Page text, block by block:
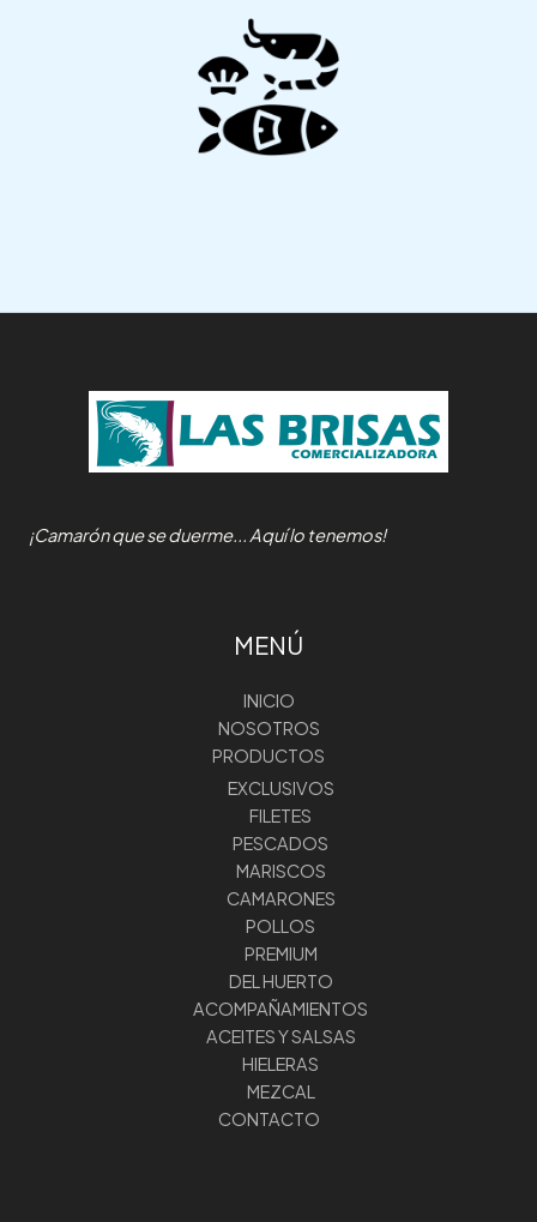
¡Camarón que se duerme... Aquí lo tenemos!
MENÚ
INICIO
NOSOTROS
PRODUCTOS
EXCLUSIVOS
FILETES
PESCADOS
MARISCOS
CAMARONES
POLLOS
PREMIUM
DEL HUERTO
ACOMPAÑAMIENTOS
ACEITES Y SALSAS
HIELERAS
MEZCAL
CONTACTO